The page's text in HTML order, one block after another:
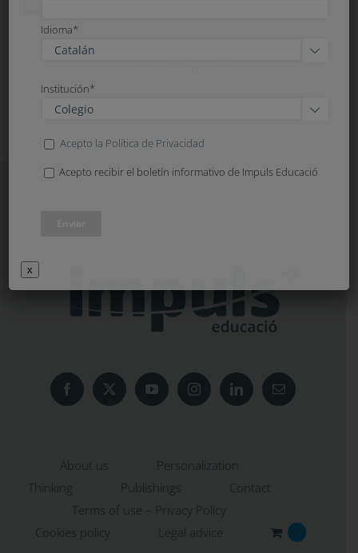
Educating to be. Virtue as a path of
April 2nd, 2024
About us
Personalization
Thinking
Publishings
Contact
Terms of use – Privacy Policy
Cookies policy
Legal advice
Idioma*

Institución*

Acepto la Política de Privacidad
Acepto recibir el boletín informativo de Impuls Educació
x